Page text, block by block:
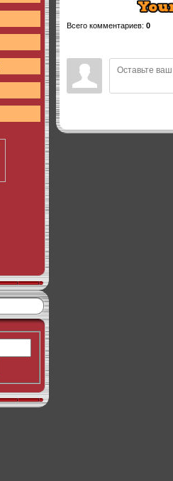
Всего комментариев: 0